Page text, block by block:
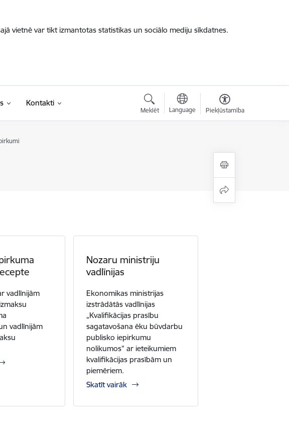
vietnē var tikt izmantotas statistikas un sociālo mediju sīkdatnes.
Kontakti
Meklēt Language Piekļūstamība
vadlīnijām
vadlīnijām
Nozaru ministriju
vadlīnijas
Ekonomikas ministrijas
izstrādātās vadlīnijas
„Kvalifikācijas prasību
sagatavošana ēku būvdarbu
publisko iepirkumu
nolikumos” ar ieteikumiem
kvalifikācijas prasībām un
piemēriem.
Skatīt vairāk